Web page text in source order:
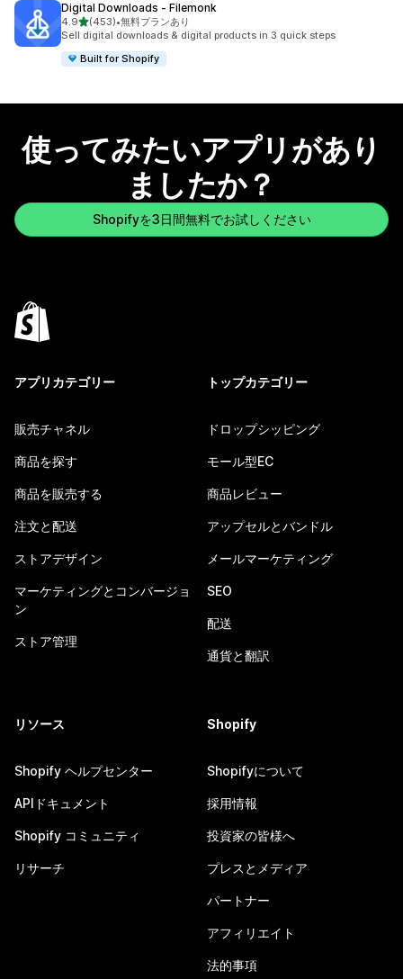
Digital Downloads ‑ Filemonk
4.95つ星中
(453)
合計レビュー数：453件
•無料プランあり
Sell digital downloads & digital products in 3 quick steps
Built for Shopify
使ってみたいアプリがあり
ましたか？
Shopifyを3日間無料でお試しください
アプリカテゴリー
販売チャネル
商品を探す
商品を販売する
注文と配送
ストアデザイン
マーケティングとコンバージョ
ン
ストア管理
トップカテゴリー
ドロップシッピング
モール型EC
商品レビュー
アップセルとバンドル
メールマーケティング
SEO
配送
通貨と翻訳
リソース
Shopify ヘルプセンター
APIドキュメント
Shopify コミュニティ
リサーチ
Shopify
Shopifyについて
採用情報
投資家の皆様へ
プレスとメディア
パートナー
アフィリエイト
法的事項